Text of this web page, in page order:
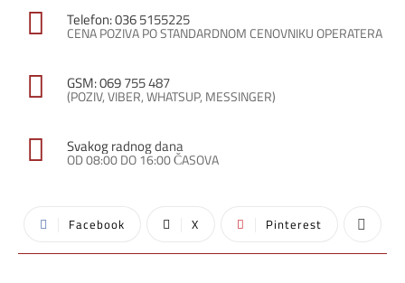
Telefon: 036 5155225
CENA POZIVA PO STANDARDNOM CENOVNIKU OPERATERA
GSM: 069 755 487
(POZIV, VIBER, WHATSUP, MESSINGER)
Svakog radnog dana
OD 08:00 DO 16:00 ČASOVA
Facebook X Pinterest